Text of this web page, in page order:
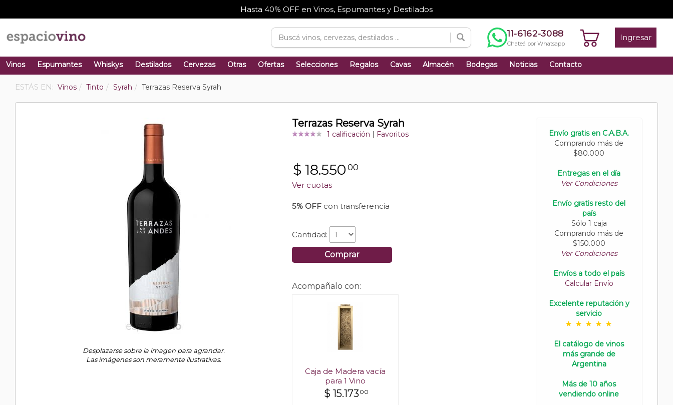
Hasta 40% OFF en Vinos, Espumantes y Destilados
11-6162-3088
Chateá por Whatsapp
Ingresar
Vinos Espumantes Whiskys Destilados Cervezas Otras Ofertas Selecciones Regalos Cavas Almacén Bodegas Noticias Contacto
ESTÁS EN: Vinos Tinto Syrah Terrazas Reserva Syrah
Desplazarse sobre la imagen para agrandar.
Las imágenes son meramente ilustrativas.
Terrazas Reserva Syrah
1 calificación Favoritos
$ 18.550 00
Ver cuotas
5% OFFcon transferencia
Cantidad:
Comprar
Acompañalo con:
Caja de Madera vacía
para 1 Vino
$ 15.173 00
Envío gratis en C.A.B.A.
Comprando más de
$80.000
Entregas en el día
Ver Condiciones
Envío gratis resto del
país
Sólo 1 caja
Comprando más de
$150.000
Ver Condiciones
Envíos a todo el país
Calcular Envío
Excelente reputación y
servicio
El catálogo de vinos
más grande de
Argentina
Más de 10 años
vendiendo online